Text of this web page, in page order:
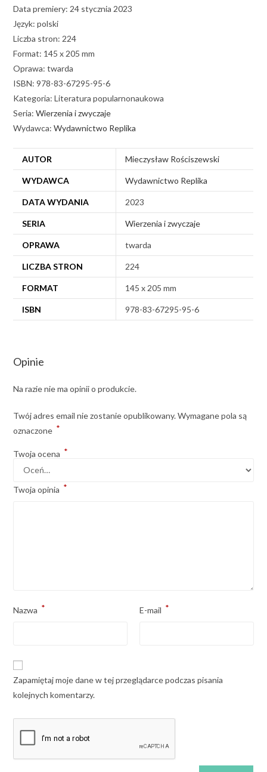
Data premiery: 24 stycznia 2023
Język: polski
Liczba stron: 224
Format: 145 x 205 mm
Oprawa: twarda
ISBN: 978-83-67295-95-6
Kategoria: Literatura popularnonaukowa
Seria:Wierzenia i zwyczaje
Wydawca:Wydawnictwo Replika
AUTOR Mieczysław Rościszewski
WYDAWCA Wydawnictwo Replika
DATA WYDANIA 2023
SERIA Wierzenia i zwyczaje
OPRAWA twarda
LICZBA STRON 224
FORMAT 145 x 205 mm
ISBN 978-83-67295-95-6
Opinie
Na razie nie ma opinii o produkcie.
Twój adres email nie zostanie opublikowany. Wymagane pola są
oznaczone *
Twoja ocena *
Twoja opinia *
Nazwa * E-mail *
Zapamiętaj moje dane w tej przeglądarce podczas pisania
kolejnych komentarzy.